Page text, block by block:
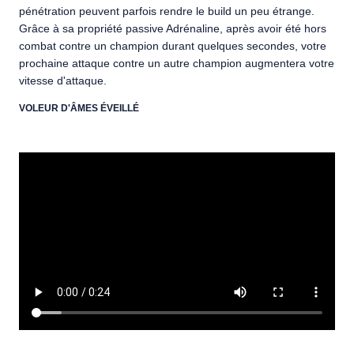
pénétration peuvent parfois rendre le build un peu étrange.
Grâce à sa propriété passive Adrénaline, après avoir été hors
combat contre un champion durant quelques secondes, votre
prochaine attaque contre un autre champion augmentera votre
vitesse d'attaque.
VOLEUR D'ÂMES ÉVEILLÉ